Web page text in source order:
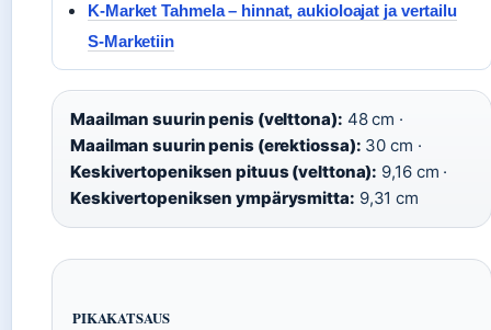
K-Market Tahmela – hinnat, aukioloajat ja vertailu
S-Marketiin
Maailman suurin penis (velttona): 48 cm ·
Maailman suurin penis (erektiossa): 30 cm ·
Keskivertopeniksen pituus (velttona): 9,16 cm ·
Keskivertopeniksen ympärysmitta: 9,31 cm
PIKAKATSAUS